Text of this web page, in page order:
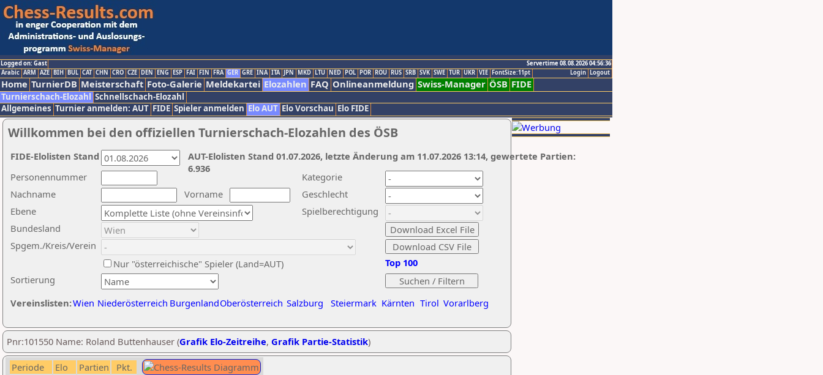
Logged on: Gast
Servertime 08.08.2026 04:56:36
Logout
Login
Arabic ARM AZE BIH BUL CAT CHN CRO CZE DEN ENG ESP FAI FIN FRA GER GRE INA ITA JPN MKD LTU NED POL POR ROU RUS SRB SVK SWE TUR UKR VIE FontSize:11pt
Home TurnierDB Meisterschaft Foto-Galerie Meldekartei Elozahlen FAQ Onlineanmeldung Swiss-Manager ÖSB FIDE
Turnierschach-Elozahl Schnellschach-Elozahl
Allgemeines Turnier anmelden: AUT FIDE Spieler anmelden Elo AUT Elo Vorschau Elo FIDE
Willkommen bei den offiziellen Turnierschach-Elozahlen des ÖSB
Nachname
Vorname
Ebene
Kategorie
Sortierung
Personennummer
Bundesland
Spgem./Kreis/Verein
Geschlecht
Nur "österreichische" Spieler (Land=AUT)
Spielberechtigung
Vereinslisten:Wien Niederösterreich BurgenlandOberösterreich Salzburg Steiermark Kärnten Tirol Vorarlberg
Top 100
AUT-Elolisten Stand 01.07.2026, letzte Änderung am 11.07.2026 13:14, gewertete Partien:
6.936
FIDE-Elolisten Stand
Pnr:101550 Name: Roland Buttenhauser (Grafik Elo-Zeitreihe, Grafik Partie-Statistik)
Periode Elo Partien
Pkt.